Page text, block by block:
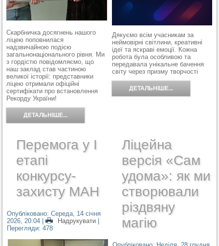
Скарбничка досягнень нашого
ліцею поповнилася
надзвичайною подією
загальнонаціонального рівня. Ми
з гордістю повідомляємо, що
наш заклад став частиною
великої історії: представники
ліцею отримали офіційні
сертифікати про встановлення
Рекорду України!
ДЕТАЛЬНІШЕ...
Дякуємо всім учасникам за
неймовірні світлини, креативні
ідеї та яскраві емоції. Кожна
робота була особливою та
передавала унікальне бачення
світу через призму творчості
ДЕТАЛЬНІШЕ...
Перемога у І
етапі
конкурсу-
захисту МАН
Опубліковано: Середа, 14 січня
2026, 20:04 | Надрукувати |
Перегляди: 478
Ліцейна
версія «Сам
удома»: як ми
створювали
різдвяну
магію